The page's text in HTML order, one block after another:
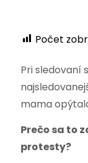
Počet
Pri sledovaní
mama
Prečo sa to
protesty?